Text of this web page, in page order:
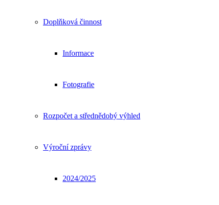
Doplňková činnost
Informace
Fotografie
Rozpočet a střednědobý výhled
Výroční zprávy
2024/2025